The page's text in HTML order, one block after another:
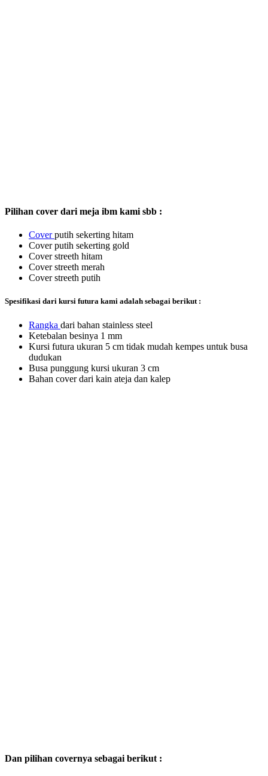
Pilihan cover dari meja ibm kami sbb :
Coverputih sekerting hitam
Cover putih sekerting gold
Cover streeth hitam
Cover streeth merah
Cover streeth putih
Spesifikasi dari kursi futura kami adalah sebagai berikut :
Rangka dari bahan stainless steel
Ketebalan besinya 1 mm
Kursi futura ukuran 5 cm tidak mudah kempes untuk busa
dudukan
Busa punggung kursi ukuran 3 cm
Bahan cover dari kain ateja dan kalep
Dan pilihan covernya sebagai berikut :